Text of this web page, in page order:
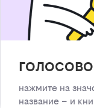
нажмите на
название – и